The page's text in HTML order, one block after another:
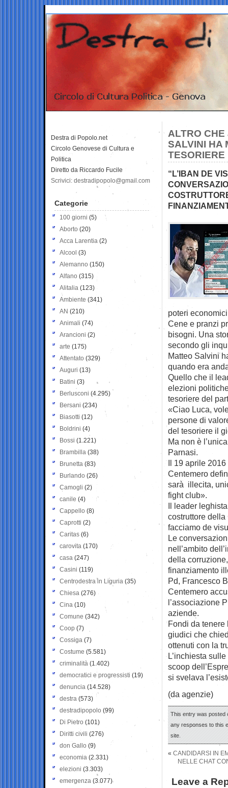
ALTRO CHE
SALVINI HA
“L’IBAN DE
poteri
Cene e pranzi
bisogni. Una
secondo gli
Matteo Salvini
quando era
Quello che il
elezioni
tesoriere del
«Ciao Luca,
persone di
del tesoriere il
Ma non è
Parnasi.
Il 19 aprile
Centemero
sarà illecita,
fight club».
Il leader
costruttore
facciamo de
Le
nell’ambito
della
finanziamento
Pd, Francesco
Centemero
l’associazione
aziende.
Fondi da
giudici che
ottenuti con la
L’inchiesta
scoop
si svelava
(da agenzie)
This entry was posted
any responses to this
site.
« CANDIDARSI IN
NELLE CHAT
Leave a
Destra di Popolo.net
Circolo Genovese di Cultura e
Politica
Diretto da Riccardo Fucile
Scrivici: destradipopolo@gmail.com
Categorie
100 giorni (5)
Aborto (20)
Acca Larentia (2)
Alcool (3)
Alemanno (150)
Alfano (315)
Alitalia (123)
Ambiente (341)
AN (210)
Animali (74)
Arancioni (2)
arte (175)
Attentato (329)
Auguri (13)
Batini (3)
Berlusconi (4.295)
Bersani (234)
Biasotti (12)
Boldrini (4)
Bossi (1.221)
Brambilla (38)
Brunetta (83)
Burlando (26)
Camogli (2)
canile (4)
Cappello (8)
Caprotti (2)
Caritas (6)
carovita (170)
casa (247)
Casini (119)
Centrodestra in Liguria (35)
Chiesa (276)
Cina (10)
Comune (342)
Coop (7)
Cossiga (7)
Costume (5.581)
criminalità (1.402)
democratici e progressisti (19)
denuncia (14.528)
destra (573)
destradipopolo (99)
Di Pietro (101)
Diritti civili (276)
don Gallo (9)
economia (2.331)
elezioni (3.303)
emergenza (3.077)